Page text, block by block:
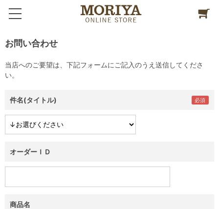
お問い合わせ
当店へのご要望は、下記フォームにご記入のうえ送信してくださ
い。
件名(タイトル)
オーダーＩＤ
商品名